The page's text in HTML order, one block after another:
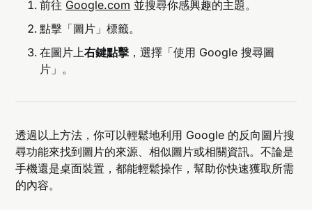
前往 Google.com 並搜尋你感興趣的主題。
點擊「圖片」標籤。
在圖片上右鍵點擊 ，選擇「使用 Google 搜尋圖
片」。
透過以上方法，你可以輕鬆地利用 Google 的反向圖片搜
尋功能來找到圖片的來源、相似圖片或相關資訊。不論是
手機還是桌面裝置，都能輕鬆操作，幫助你快速獲取所需
的內容。